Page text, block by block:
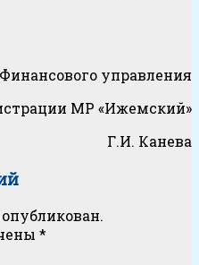
управления
МР «Ижемский»
Г.И. Канева
*